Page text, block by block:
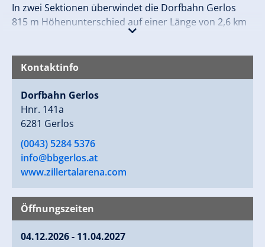
In zwei Sektionen überwindet die Dorfbahn Gerlos
815 m Höhenunterschied auf einer Länge von 2,6 km
– der Gast erreicht in nur 8 Minuten den Gerloser
Arena.
Zillertal Arena: Größtes Skigebiet im Zillertal mit 52
Bahnen und Liften und 150 Pistenkilometern.
Liftverbund der Skigebiete Zell am Ziller, Gerlos,
Kontaktinfo
Dorfbahn Gerlos
Hnr. 141a
6281 Gerlos
(0043) 5284 5376
info@bbgerlos.at
www.zillertalarena.com
Öffnungszeiten
04.12.2026 - 11.04.2027